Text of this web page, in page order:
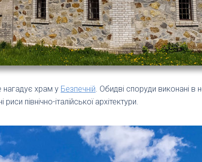
нагадує храм у Безпечній. Обидві споруди виконані в
північно-італійської архітектури.